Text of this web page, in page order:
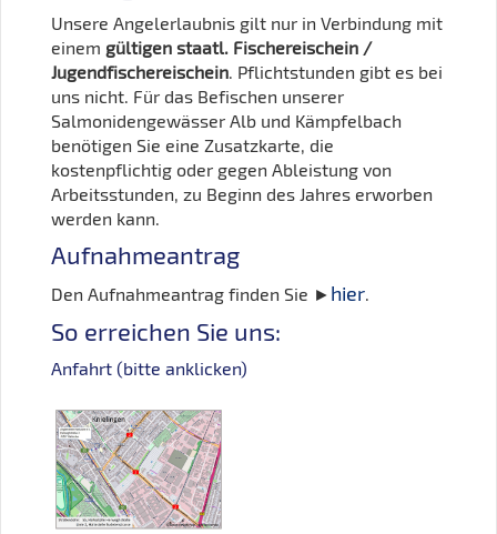
Unsere Angelerlaubnis gilt nur in Verbindung mit
einem gültigen staatl. Fischereischein /
Jugendfischereischein . Pflichtstunden gibt es bei
uns nicht. Für das Befischen unserer
Salmonidengewässer Alb und Kämpfelbach
benötigen Sie eine Zusatzkarte, die
kostenpflichtig oder gegen Ableistung von
Arbeitsstunden, zu Beginn des Jahres erworben
werden kann.
Aufnahmeantrag
Den Aufnahmeantrag finden Sie ► hier
So erreichen Sie uns:
Anfahrt (bitte anklicken)